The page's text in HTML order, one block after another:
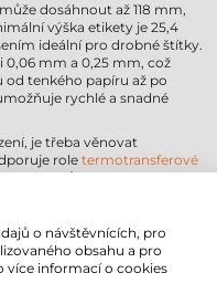
může dosáhnout až 118 mm,
výška etikety je 25,4
ideální pro drobné štítky.
0,06 mm a 0,25 mm, což
od tenkého papíru až po
rychlé a snadné
je třeba věnovat
role termotransferové
Důležitým pravidlem
než etiketa, aby byla chráněna
Pro
1 palec.
GX4600I PRO –
o návštěvnících, pro
obsahu a pro
více informací o cookies